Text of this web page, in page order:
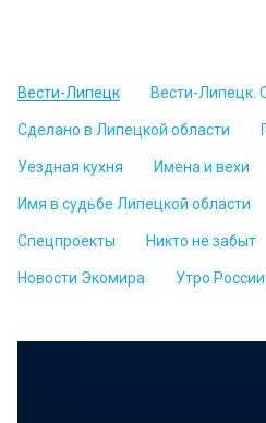
Вести-Липецк Вести-Липецк.
Сделано в Липецкой области
Уездная кухня Имена и вехи
Имя в судьбе Липецкой области
Спецпроекты Никто не забыт
Новости Экомира Утро России